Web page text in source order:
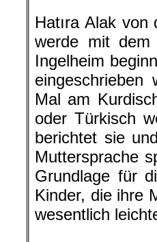
Hatıra Alak
werde mit
Ingelheim
Mal am
oder Türkisch
berichtet sie
Muttersprache
Grundlage für
Kinder, die ihre
wesentlich